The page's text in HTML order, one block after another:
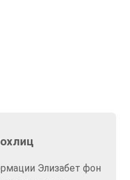
Элизабет фон